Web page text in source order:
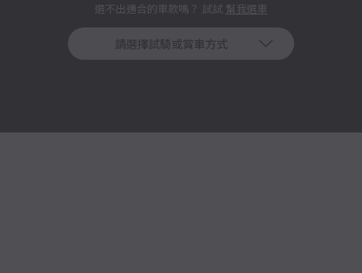
選不出適合的車款嗎？ 試試 幫我選車
請選擇試騎或賞車方式